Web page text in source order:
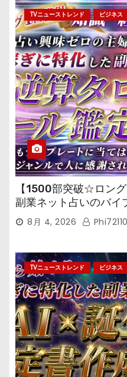
TVニューストレンド ビジネス
【1500部突破☆ロン
副業ネット占いのバイ
ール鑑定マニュアル～
8月 4, 2026 Phi72110
TVニューストレンド ビジネス